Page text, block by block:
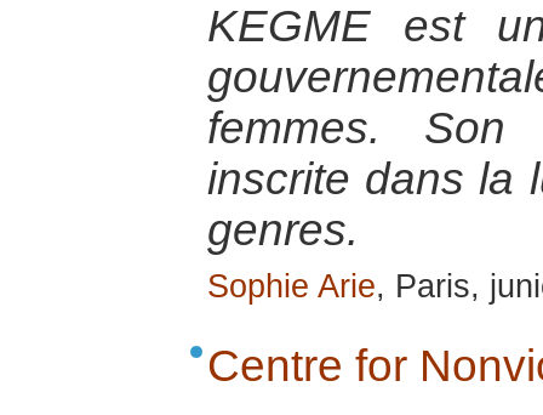
KEGME est
femmes. Son
inscrite dans la
genres.
Sophie Arie, Paris,
Centre for